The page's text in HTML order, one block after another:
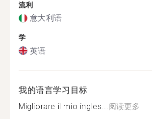
流利
意大利语
学
英语
我的语言学习目标
Migliorare il mio ingles... 阅读更多